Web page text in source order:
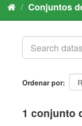
Conjuntos
Ordenar por
1 conjunto